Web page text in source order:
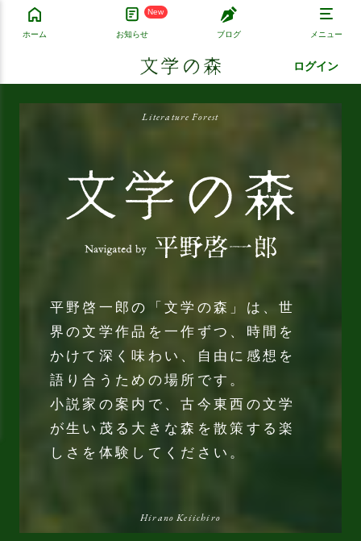
ホーム
New
お知らせ ブログ メニュー
ログイン
Literature Forest
平野啓一郎の「文学の森」は、世
界の文学作品を一作ずつ、時間を
かけて深く味わい、自由に感想を
語り合うための場所です。
小説家の案内で、古今東西の文学
が生い茂る大きな森を散策する楽
しさを体験してください。
Hirano Keiichiro